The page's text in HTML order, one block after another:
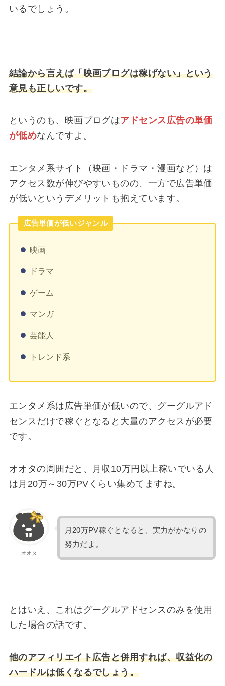
いるでしょう。
結論から言えば「映画ブログは稼げない」という
意見も正しいです。
というのも、映画ブログはアドセンス広告の単価
が低めなんですよ。
エンタメ系サイト（映画・ドラマ・漫画など）は
アクセス数が伸びやすいものの、一方で広告単価
が低いというデメリットも抱えています。
広告単価が低いジャンル
映画
ドラマ
ゲーム
マンガ
芸能人
トレンド系
エンタメ系は広告単価が低いので、グーグルアド
センスだけで稼ぐとなると大量のアクセスが必要
です。
オオタの周囲だと、月収10万円以上稼いでいる人
は月20万～30万PVくらい集めてますね。
オオタ
月20万PV稼ぐとなると、実力がかなりの
努力だよ。
とはいえ、これはグーグルアドセンスのみを使用
した場合の話です。
他のアフィリエイト広告と併用すれば、収益化の
ハードルは低くなるでしょう。